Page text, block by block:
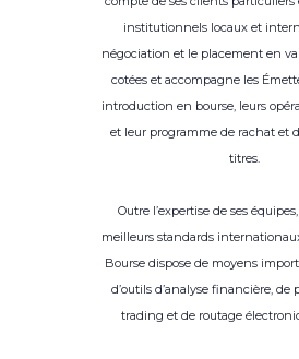
institutionnels locaux et
négociation et le placement en
cotées et accompagne les
introduction en bourse, leurs
et leur programme de rachat et
titres.
Outre l’expertise de ses
meilleurs standards
Bourse dispose de moyens
d’outils d’analyse financière, de
trading et de routage